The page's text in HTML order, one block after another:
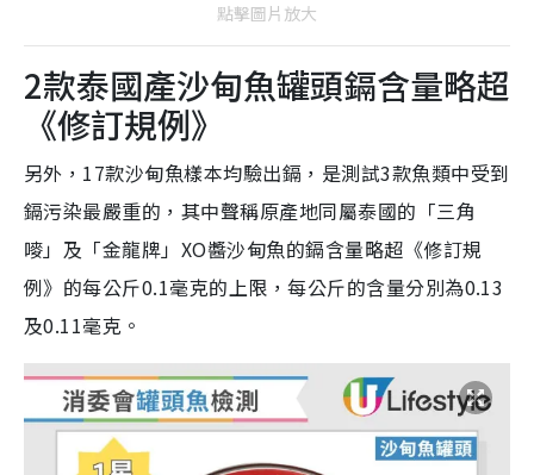
點擊圖片放大
2款泰國產沙甸魚罐頭鎘含量略超
《修訂規例》
另外，17款沙甸魚樣本均驗出鎘，是測試3款魚類中受到
鎘污染最嚴重的，其中聲稱原產地同屬泰國的「三角
嘜」及「金龍牌」XO醬沙甸魚的鎘含量略超《修訂規
例》的每公斤0.1毫克的上限，每公斤的含量分別為0.13
及0.11毫克。